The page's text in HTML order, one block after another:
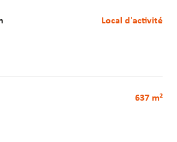
Local d'activité
637 m²